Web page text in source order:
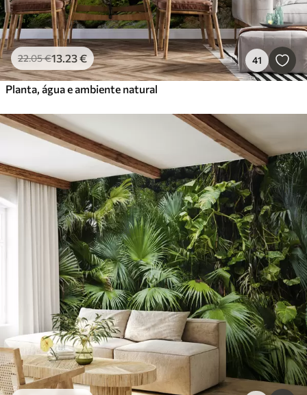
22.05€13.23€ 41
Planta, água e ambiente natural